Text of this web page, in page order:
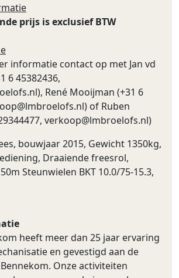
prijs is exclusief BTW
informatie contact op met Jan vd
6 45382436,
), René Mooijman (+31 6
) of Ruben
verkoop@lmbroelofs.nl)
bouwjaar 2015, Gewicht 1350kg,
Draaiende freesrol,
Steunwielen BKT 10.0/75-15.3,
heeft meer dan 25 jaar ervaring
en gevestigd aan de
Onze activiteiten